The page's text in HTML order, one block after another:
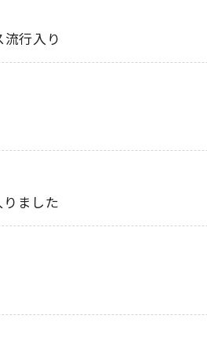
行入り
ました